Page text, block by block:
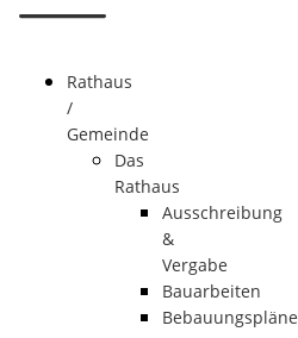
Rathaus
/
Gemeinde
Das
Rathaus
Ausschreibung
&
Vergabe
Bauarbeiten
Bebauungspläne